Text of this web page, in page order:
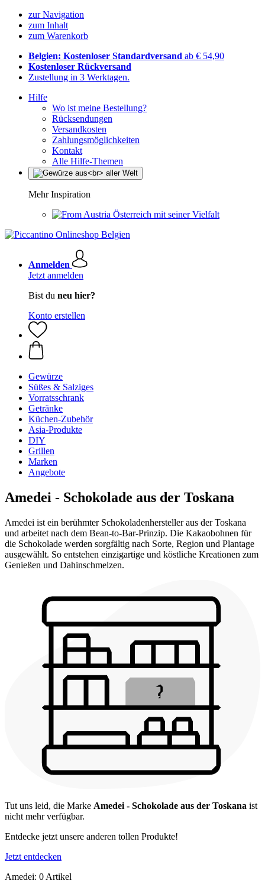
zur Navigation
zum Inhalt
zum Warenkorb
Belgien: Kostenloser Standardversand ab € 54,90
Kostenloser Rückversand
Zustellung in 3 Werktagen.
Hilfe
Wo ist meine Bestellung?
Rücksendungen
Versandkosten
Zahlungsmöglichkeiten
Kontakt
Alle Hilfe-Themen
Mehr Inspiration
Österreich mit seiner Vielfalt
Anmelden
Jetzt anmelden
Bist du neu hier?
Konto erstellen
Gewürze
Süßes & Salziges
Vorratsschrank
Getränke
Küchen-Zubehör
Asia-Produkte
DIY
Grillen
Marken
Angebote
Amedei - Schokolade aus der Toskana
Amedei ist ein berühmter Schokoladenhersteller aus der Toskana
und arbeitet nach dem Bean-to-Bar-Prinzip. Die Kakaobohnen für
die Schokolade werden sorgfältig nach Sorte, Region und Plantage
ausgewählt. So entstehen einzigartige und köstliche Kreationen zum
Genießen und Dahinschmelzen.
Tut uns leid, die Marke Amedei - Schokolade aus der Toskana ist
nicht mehr verfügbar.
Entdecke jetzt unsere anderen tollen Produkte!
Jetzt entdecken
Amedei: 0 Artikel